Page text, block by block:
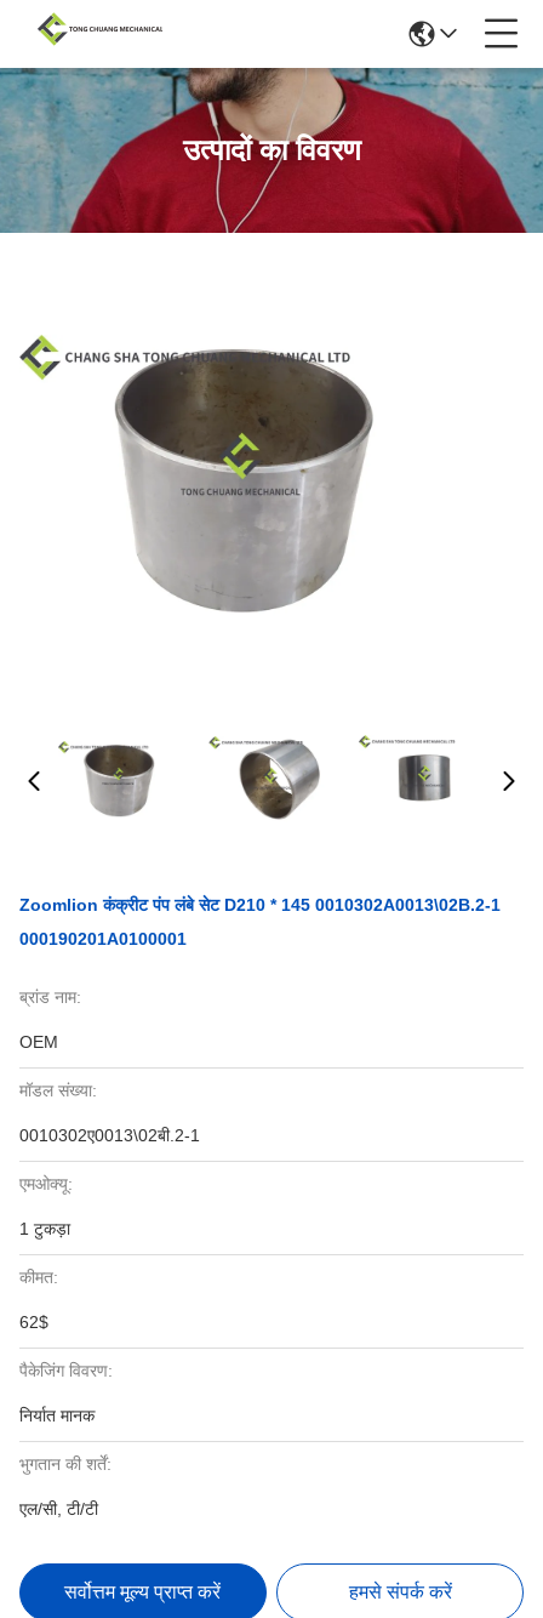
उत्पादों का विवरण
Zoomlion कंक्रीट पंप लंबे सेट D210 * 145 0010302A0013\02B.2-1
000190201A0100001
ब्रांड नाम:
OEM
मॉडल संख्या:
0010302ए0013\02बी.2-1
एमओक्यू:
1 टुकड़ा
कीमत:
62$
पैकेजिंग विवरण:
निर्यात मानक
भुगतान की शर्तें:
एल/सी, टी/टी
सर्वोत्तम मूल्य प्राप्त करें हमसे संपर्क करें